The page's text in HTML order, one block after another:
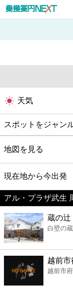
天気
スポットをジャン
グルメ
映画
美容
コンビニ
薬局
スーパー
地図を見る
現在地から今出発
アル・プラザ武生
蔵の辻
白壁の
越前市
越前市